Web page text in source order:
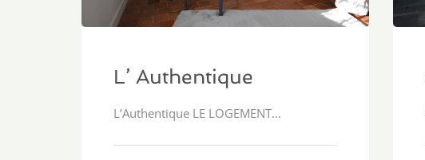
L’ Authentique
L’Authentique LE LOGEMENT…